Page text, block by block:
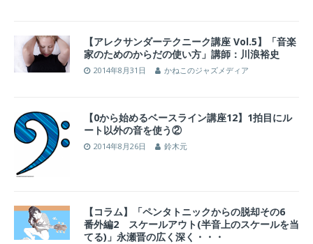
【アレクサンダーテクニーク講座 Vol.5】「音楽
家のためのからだの使い方」講師：川浪裕史
2014年8月31日 かねこのジャズメディア
【0から始めるベースライン講座12】1拍目にル
ート以外の音を使う②
2014年8月26日 鈴木元
【コラム】「ペンタトニックからの脱却その6
番外編2 スケールアウト(半音上のスケールを当
てる)」永瀬晋の広く深く・・・